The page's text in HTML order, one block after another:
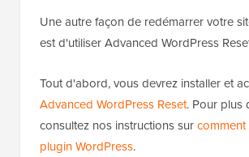
Une autre façon de redémarrer votre
est d'utiliser Advanced WordPress
Tout d'abord, vous devrez installer et
Advanced WordPress Reset. Pour plus
consultez nos instructions sur
plugin WordPress.